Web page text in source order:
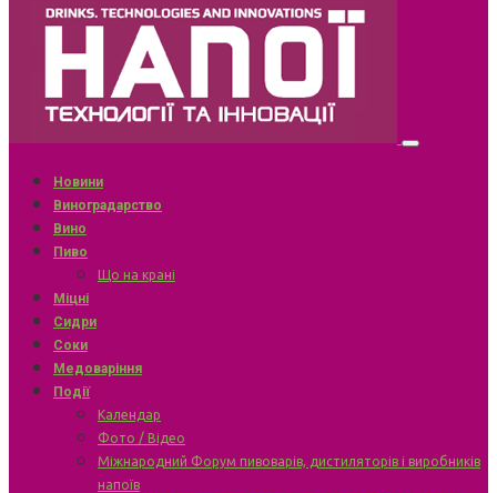
Новини
Виноградарство
Вино
Пиво
Що на крані
Міцні
Сидри
Соки
Медоваріння
Події
Календар
Фото / Відео
Міжнародний Форум пивоварів, дистиляторів і виробників
напоїв